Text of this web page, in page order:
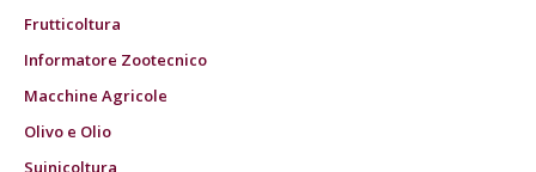
Frutticoltura
Informatore Zootecnico
Macchine Agricole
Olivo e Olio
Suinicoltura